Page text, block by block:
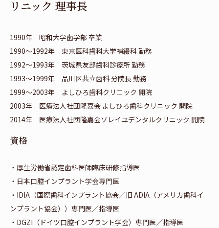
リニック 理事長
1990年 昭和大学歯学部 卒業
1990～1992年 東京医科歯科大学補綴科 勤務
1992～1993年 茨城県友部歯科診療所 勤務
1993～1999年 品川区共立歯科 分院長 勤務
1999～2003年 よしひろ歯科クリニック 開院
2003年 医療法人社団隆嘉会 よしひろ歯科クリニック 開院
2014年 医療法人社団隆嘉会ソレイユデンタルクリニック 開院
資格
・厚生労働省認定歯科医師臨床研修指導医
・日本口腔インプラント学会専門医
・IDIA（国際歯科インプラント協会／旧 ADIA（アメリカ歯科イ
ンプラント協会））専門医／指導医
・DGZI（ドイツ口腔インプラント学会）専門医／指導医